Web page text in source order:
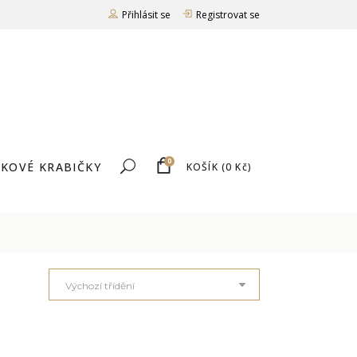
Přihlásit se Registrovat se
KRABIČKY 0 KOŠÍK (0Kč)
Výchozí třídění